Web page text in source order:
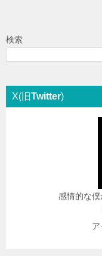
検索
X(旧Twitter)
感情的な
ア